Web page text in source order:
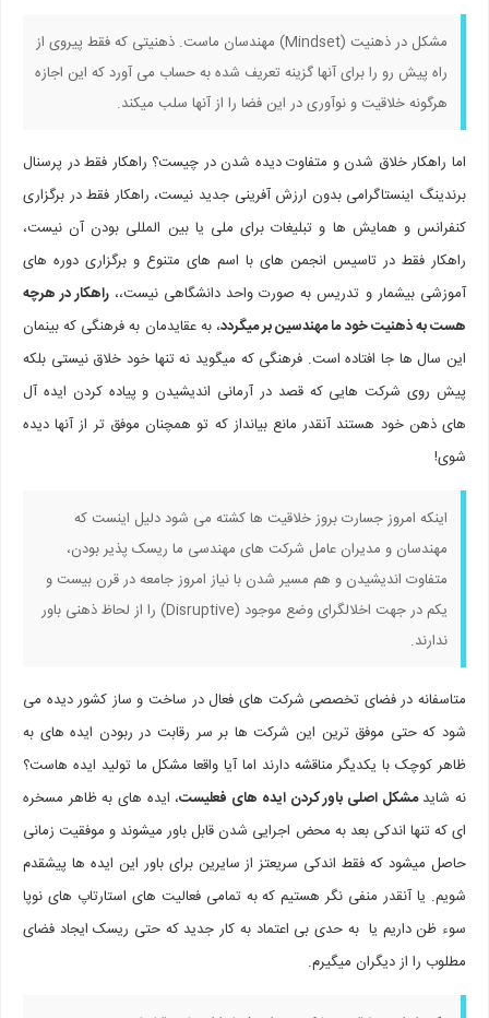
مشکل در ذهنیت (Mindset) مهندسان ماست. ذهنیتی که فقط پیروی از
راه پیش رو را برای آنها گزینه تعریف شده به حساب می آورد که این اجازه
هرگونه خلاقیت و نوآوری در این فضا را از آنها سلب میکند.
اما راهکار خلاق شدن و متفاوت دیده شدن در چیست؟ راهکار فقط در پرسنال
برندینگ اینستاگرامی بدون ارزش آفرینی جدید نیست، راهکار فقط در برگزاری
کنفرانس و همایش ها و تبلیغات برای ملی یا بین المللی بودن آن نیست،
راهکار فقط در تاسیس انجمن های با اسم های متنوع و برگزاری دوره های
آموزشی بیشمار و تدریس به صورت واحد دانشگاهی نیست،،راهکار در هرچه
هست به ذهنیت خود ما مهندسین بر میگردد، به عقایدمان به فرهنگی که بینمان
این سال ها جا افتاده است. فرهنگی که میگوید نه تنها خود خلاق نیستی بلکه
پیش روی شرکت هایی که قصد در آرمانی اندیشیدن و پیاده کردن ایده آل
های ذهن خود هستند آنقدر مانع بیانداز که تو همچنان موفق تر از آنها دیده
شوی!
اینکه امروز جسارت بروز خلاقیت ها کشته می شود دلیل اینست که
مهندسان و مدیران عامل شرکت های مهندسی ما ریسک پذیر بودن،
متفاوت اندیشیدن و هم مسیر شدن با نیاز امروز جامعه در قرن بیست و
یکم در جهت اخلالگرای وضع موجود (Disruptive) را از لحاظ ذهنی باور
ندارند.
متاسفانه در فضای تخصصی شرکت های فعال در ساخت و ساز کشور دیده می
شود که حتی موفق ترین این شرکت ها بر سر رقابت در ربودن ایده های به
ظاهر کوچک با یکدیگر مناقشه دارند اما آیا واقعا مشکل ما تولید ایده هاست؟
نه شایدمشکل اصلی باور کردن ایده های فعلیست، ایده های به ظاهر مسخره
ای که تنها اندکی بعد به محض اجرایی شدن قابل باور میشوند و موفقیت زمانی
حاصل میشود که فقط اندکی سریعتز از سایرین برای باور این ایده ها پیشقدم
شویم. یا آنقدر منفی نگر هستیم که به تمامی فعالیت های استارتاپ های نوپا
سوء ظن داریم یا به حدی بی اعتماد به کار جدید که حتی ریسک ایجاد فضای
مطلوب را از دیگران میگیرم.